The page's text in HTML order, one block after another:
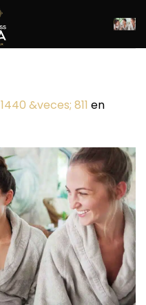
1440 &veces; 811 en